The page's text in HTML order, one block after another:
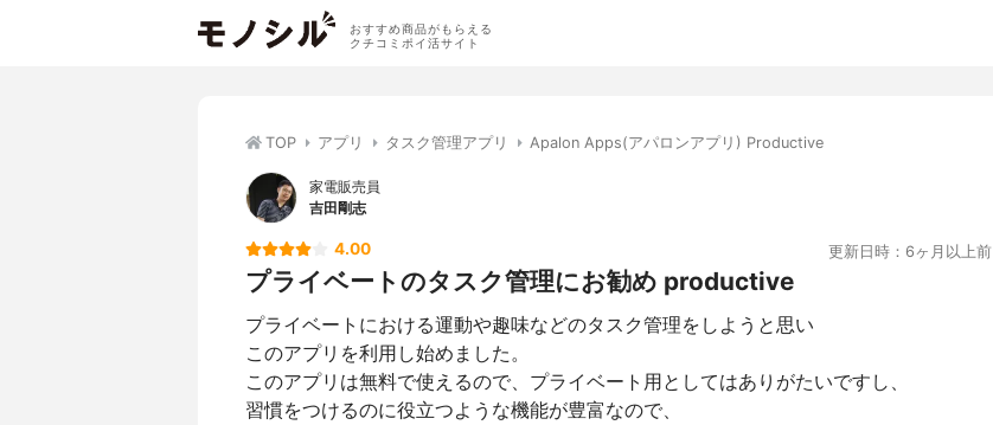
おすすめ商品がもらえる
クチコミポイ活サイト
TOP アプリ タスク管理アプリ Apalon Apps(アパロンアプリ) Productive
家電販売員
吉田剛志
4.00 更新日時：6ヶ月以上前
プライベートのタスク管理にお勧め productive
プライベートにおける運動や趣味などのタスク管理をしようと思い
このアプリを利用し始めました。
このアプリは無料で使えるので、プライベート用としてはありがたいですし、
習慣をつけるのに役立つような機能が豊富なので、